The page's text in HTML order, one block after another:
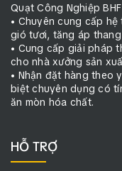
Quạt Công Nghiệp
• Chuyên cung cấp
gió tươi, tăng áp
• Cung cấp giải pháp
cho nhà xưởng sản
• Nhận đặt hàng theo
biệt chuyên dụng có
ăn mòn hóa chất.
HỖ TRỢ